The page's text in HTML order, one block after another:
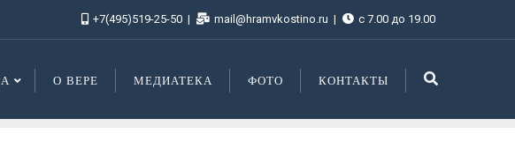
+7(495)519-25-50 mail@hramvkostino.ru с 7.00 до 19.00
О ВЕРЕ МЕДИАТЕКА ФОТО КОНТАКТЫ